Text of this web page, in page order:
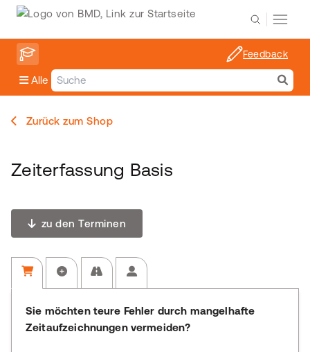
Alle
Feedback
Zurück zum Shop
Zeiterfassung Basis
zu den Terminen
Sie möchten teure Fehler durch mangelhafte
Zeitaufzeichnungen vermeiden?